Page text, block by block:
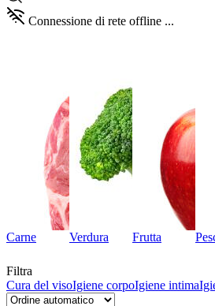
Connessione di rete offline ...
Carne Verdura Frutta
Filtra
Cura del visoIgiene corpoIgiene intima